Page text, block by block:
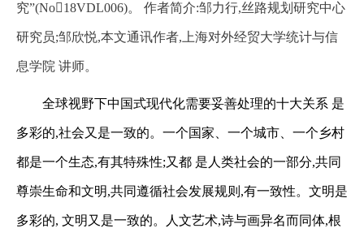
究”(No18VDL006)。 作者简介:邹力行,丝路规划研究中心
研究员;邹欣悦,本文通讯作者,上海对外经贸大学统计与信
息学院 讲师。
全球视野下中国式现代化需要妥善处理的十大关系 是
多彩的,社会又是一致的。一个国家、一个城市、一个乡村
都是一个生态,有其特殊性;又都 是人类社会的一部分,共同
尊崇生命和文明,共同遵循社会发展规则,有一致性。文明是
多彩的, 文明又是一致的。人文艺术,诗与画异名而同体,根